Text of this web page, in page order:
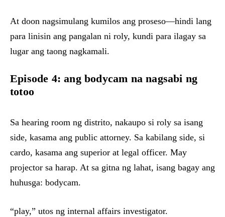
At doon nagsimulang kumilos ang proseso—hindi lang
para linisin ang pangalan ni roly, kundi para ilagay sa
lugar ang taong nagkamali.
Episode 4: ang bodycam na nagsabi ng
totoo
Sa hearing room ng distrito, nakaupo si roly sa isang
side, kasama ang public attorney. Sa kabilang side, si
cardo, kasama ang superior at legal officer. May
projector sa harap. At sa gitna ng lahat, isang bagay ang
huhusga: bodycam.
“play,” utos ng internal affairs investigator.